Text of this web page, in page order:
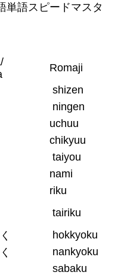
単語スピードマスタ
Romaji
shizen
ningen
uchuu
chikyuu
taiyou
nami
riku
tairiku
hokkyoku
nankyoku
sabaku